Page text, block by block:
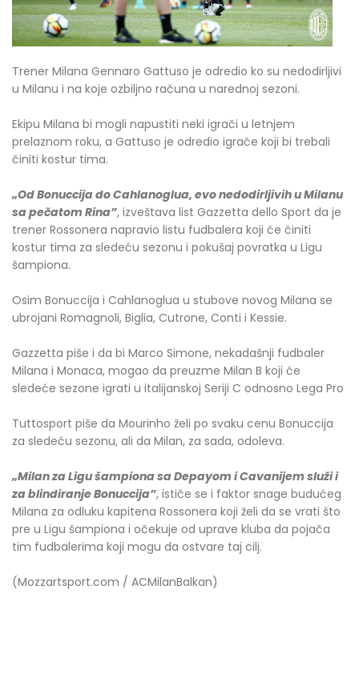
Trener Milana Gennaro Gattuso je odredio ko su nedodirljivi
u Milanu i na koje ozbiljno računa u narednoj sezoni.
Ekipu Milana bi mogli napustiti neki igrači u letnjem
prelaznom roku, a Gattuso je odredio igrače koji bi trebali
činiti kostur tima.
„Od Bonuccija do Cahlanoglua, evo nedodirljivih u Milanu
sa pečatom Rina”, izveštava list Gazzetta dello Sport da je
trener Rossonera napravio listu fudbalera koji će činiti
kostur tima za sledeću sezonu i pokušaj povratka u Ligu
šampiona.
Osim Bonuccija i Cahlanoglua u stubove novog Milana se
ubrojani Romagnoli, Biglia, Cutrone, Conti i Kessie.
Gazzetta piše i da bi Marco Simone, nekadašnji fudbaler
Milana i Monaca, mogao da preuzme Milan B koji će
sledeće sezone igrati u italijanskoj Seriji C odnosno Lega Pro
Tuttosport piše da Mourinho želi po svaku cenu Bonuccija
za sledeću sezonu, ali da Milan, za sada, odoleva.
„Milan za Ligu šampiona sa Depayom i Cavanijem služi i
za blindiranje Bonuccija”, ističe se i faktor snage budućeg
Milana za odluku kapitena Rossonera koji želi da se vrati što
pre u Ligu šampiona i očekuje od uprave kluba da pojača
tim fudbalerima koji mogu da ostvare taj cilj.
(Mozzartsport.com / ACMilanBalkan)